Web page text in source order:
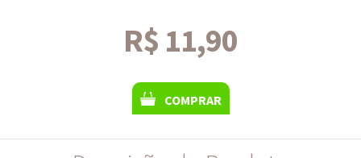
R$ 11,90
COMPRAR